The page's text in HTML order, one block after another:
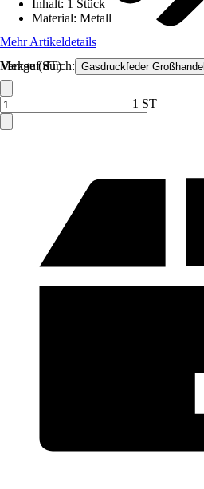
Verkauf durch: Gasdruckfeder Großhandel
Inhalt: 1 Stück
Material: Metall
Mehr Artikeldetails
Menge (ST)
1 ST